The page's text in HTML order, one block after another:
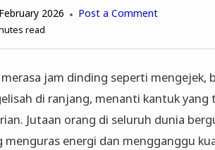
2026 Post a Comment
read
merasa jam dinding seperti mengejek,
di ranjang, menanti kantuk yang
Jutaan orang di seluruh dunia
energi dan mengganggu